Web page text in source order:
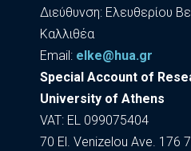
Διεύθυνση: Ελευθερίου
Καλλιθέα
Εmail: elke@hua.gr
Special Account of
University of Athens
VAT: EL 099075404
70 El. Venizelou Ave. 176